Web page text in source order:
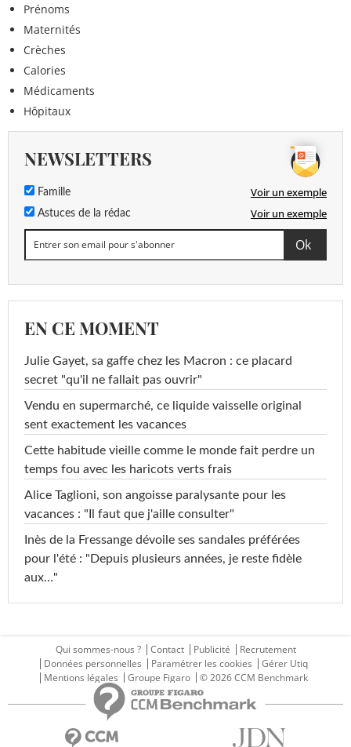
Prénoms
Maternités
Crèches
Calories
Médicaments
Hôpitaux
NEWSLETTERS
Famille Voir un exemple
Astuces de la rédac Voir un exemple
EN CE MOMENT
Julie Gayet, sa gaffe chez les Macron : ce placard
secret "qu'il ne fallait pas ouvrir"
Vendu en supermarché, ce liquide vaisselle original
sent exactement les vacances
Cette habitude vieille comme le monde fait perdre un
temps fou avec les haricots verts frais
Alice Taglioni, son angoisse paralysante pour les
vacances : "Il faut que j'aille consulter"
Inès de la Fressange dévoile ses sandales préférées
pour l'été : "Depuis plusieurs années, je reste fidèle
aux…"
Qui sommes-nous ? Contact Publicité
Recrutement
Données personnelles
Paramétrer les cookies
Gérer Utiq
Mentions légales
Groupe Figaro © 2026 CCM Benchmark